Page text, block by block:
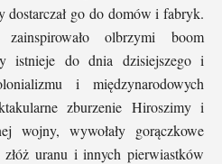
dostarczał go do domów i fabryk.
olbrzymi boom
istnieje do dnia dzisiejszego i
i międzynarodowych
zburzenie Hiroszimy i
wojny, wywołały gorączkowe
uranu i innych pierwiastków